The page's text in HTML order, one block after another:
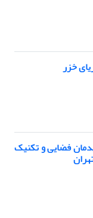
خزر
فضایی و تکنیک